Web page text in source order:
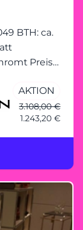
AKTION
3.108,00 €
1.243,20 €